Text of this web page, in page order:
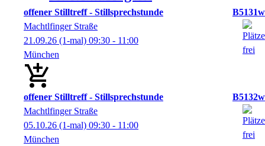
offener Stilltreff - Stillsprechstunde
B5131w
Machtlfinger Straße
21.09.26 (1-mal) 09:30 - 11:00
München
offener Stilltreff - Stillsprechstunde
B5132w
Machtlfinger Straße
05.10.26 (1-mal) 09:30 - 11:00
München